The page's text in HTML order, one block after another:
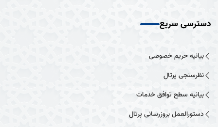
دسترسی سریع
بیانیه حریم خصوصی
نظرسنجی پرتال
بیانیه سطح توافق خدمات
دستورالعمل بروزرسانی پرتال